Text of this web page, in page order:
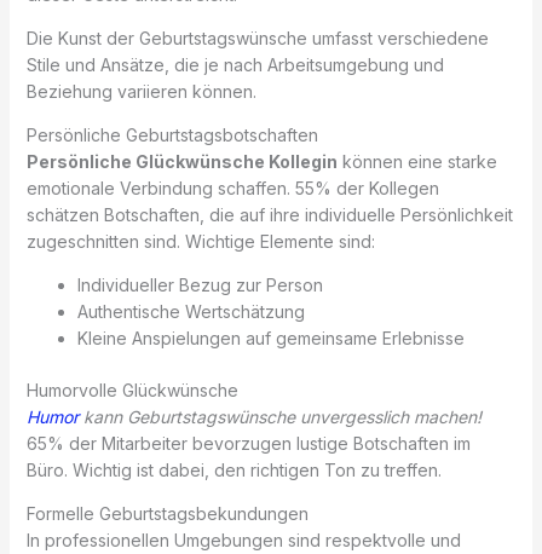
Die Kunst der Geburtstagswünsche umfasst verschiedene
Stile und Ansätze, die je nach Arbeitsumgebung und
Beziehung variieren können.
Persönliche Geburtstagsbotschaften
Persönliche Glückwünsche Kollegin können eine starke
emotionale Verbindung schaffen. 55% der Kollegen
schätzen Botschaften, die auf ihre individuelle Persönlichkeit
zugeschnitten sind. Wichtige Elemente sind:
Individueller Bezug zur Person
Authentische Wertschätzung
Kleine Anspielungen auf gemeinsame Erlebnisse
Humorvolle Glückwünsche
Humorkann Geburtstagswünsche unvergesslich machen!
65% der Mitarbeiter bevorzugen lustige Botschaften im
Büro. Wichtig ist dabei, den richtigen Ton zu treffen.
Formelle Geburtstagsbekundungen
In professionellen Umgebungen sind respektvolle und